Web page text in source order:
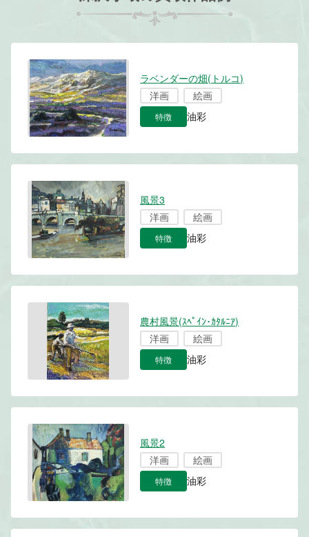
ラベンダーの畑(トルコ)
洋画
絵画
特徴 油彩
風景3
洋画
絵画
特徴 油彩
農村風景(ｽﾍﾟｲﾝ･ｶﾀﾙﾆｱ)
洋画
絵画
特徴 油彩
風景2
洋画
絵画
特徴 油彩